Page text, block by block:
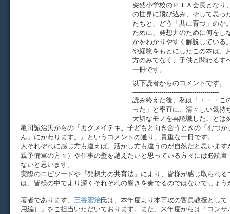
突然小学校のＰＴＡ会長となり
の世界に飛び込み、そして思っ
たちと、どう「共に育つ」のか
ために、発想力のために何をし
かをわかりやすく解説している
や経験をもとにしたこの本は、
方のみでなく、子供と関わるす
一冊です。
以下読者からのコメントです。
------------------------------------------
読み終えた後、私は「・・・こ
った」と率直に、清々しい気持
大切なモノを再認識したことは
亀田誠治氏からの『カクメイテキ。子どもと向き合うときの「むつか
ん」にかわります。』というコメントの通り、貴重な一冊です。
人それぞれに感じ方も違えば、活かし方も違うのが自然だと思いま
親予備軍の方々）や仕事の壁を越えたいと思っている方々には必読書
ないと思います。
実際のエピソードや『発想力の共育法』により、皆様が感じ取られる
は、皆様の中でより深くそれぞれの響きを奏でるのではないでしょう
---------------------------------------
著者であります、 三谷宏治氏は、本年度より本専攻の客員教授として
用編）」をご担当いただいております。また、来年度からは「コン